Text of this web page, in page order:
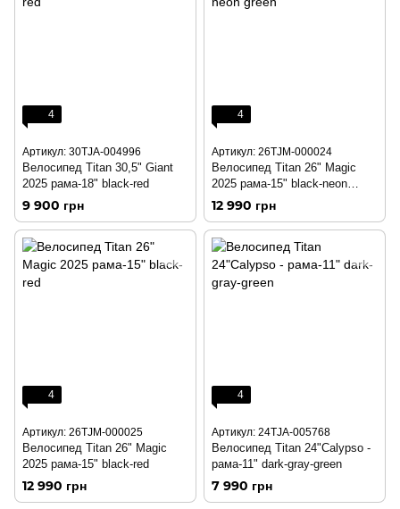
4
Артикул: 30TJA-004996
Велосипед Titan 30,5" Giant
2025 рама-18" black-red
9 900 грн
4
Артикул: 26TJM-000024
Велосипед Titan 26" Magic
2025 рама-15" black-neon
green
12 990 грн
4
Артикул: 26TJM-000025
Велосипед Titan 26" Magic
2025 рама-15" black-red
12 990 грн
4
Артикул: 24TJA-005768
Велосипед Titan 24"Calypso -
рама-11" dark-gray-green
7 990 грн